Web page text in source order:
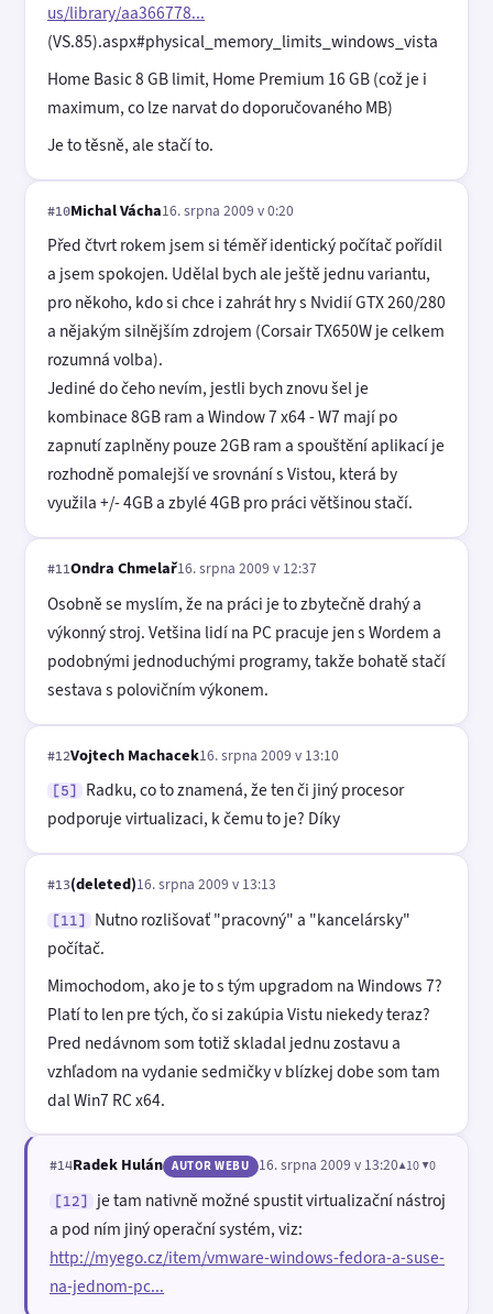
us/library/aa366778...
(VS.85).aspx#physical_memory_limits_windows_vista
Home Basic 8 GB limit, Home Premium 16 GB (což je i
maximum, co lze narvat do doporučovaného MB)
Je to těsně, ale stačí to.
#10Michal Vácha16. srpna 2009 v 0:20
Před čtvrt rokem jsem si téměř identický počítač pořídil
a jsem spokojen. Udělal bych ale ještě jednu variantu,
pro někoho, kdo si chce i zahrát hry s Nvidií GTX 260/280
a nějakým silnějším zdrojem (Corsair TX650W je celkem
rozumná volba).
Jediné do čeho nevím, jestli bych znovu šel je
kombinace 8GB ram a Window 7 x64 - W7 mají po
zapnutí zaplněny pouze 2GB ram a spouštění aplikací je
rozhodně pomalejší ve srovnání s Vistou, která by
využila +/- 4GB a zbylé 4GB pro práci většinou stačí.
#11Ondra Chmelař16. srpna 2009 v 12:37
Osobně se myslím, že na práci je to zbytečně drahý a
výkonný stroj. Vetšina lidí na PC pracuje jen s Wordem a
podobnými jednoduchými programy, takže bohatě stačí
sestava s polovičním výkonem.
#12Vojtech Machacek16. srpna 2009 v 13:10
[5]
Radku, co to znamená, že ten či jiný procesor
podporuje virtualizaci, k čemu to je? Díky
#13(deleted)16. srpna 2009 v 13:13
[11]
Nutno rozlišovať "pracovný" a "kancelársky"
počítač.
Mimochodom, ako je to s tým upgradom na Windows 7?
Platí to len pre tých, čo si zakúpia Vistu niekedy teraz?
Pred nedávnom som totiž skladal jednu zostavu a
vzhľadom na vydanie sedmičky v blízkej dobe som tam
dal Win7 RC x64.
#14Radek Hulán AUTOR WEBU 16. srpna 2009 v 13:20▲10 ▼0
[12]
je tam nativně možné spustit virtualizační nástroj
a pod ním jiný operační systém, viz:
http://myego.cz/item/vmware-windows-fedora-a-suse-
na-jednom-pc...